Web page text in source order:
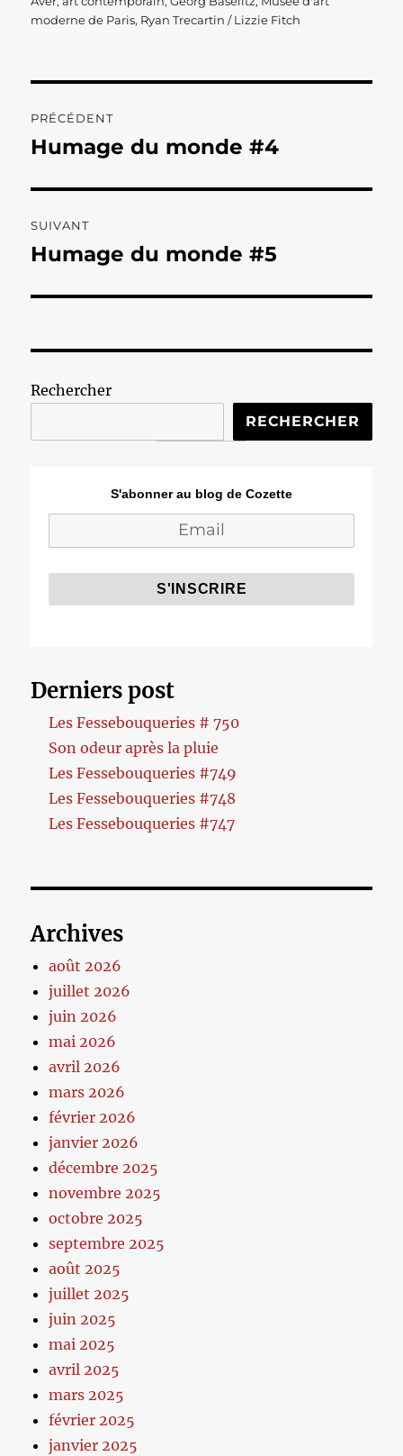
moderne de Paris, Ryan Trecartin / Lizzie Fitch
de
PRÉCÉDENT
Publication
Humage du monde #4
SUIVANT
Publication
Humage du monde #5
Rechercher
RECHERCHER
S'abonner au blog de Cozette
Derniers post
Les Fessebouqueries # 750
Son odeur après la pluie
Les Fessebouqueries #749
Les Fessebouqueries #748
Les Fessebouqueries #747
Archives
août 2026
juillet 2026
juin 2026
mai 2026
avril 2026
mars 2026
février 2026
janvier 2026
décembre 2025
novembre 2025
octobre 2025
septembre 2025
août 2025
juillet 2025
juin 2025
mai 2025
avril 2025
mars 2025
février 2025
janvier 2025